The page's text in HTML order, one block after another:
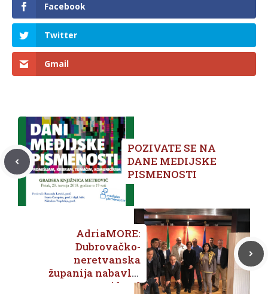
Facebook
Twitter
Gmail
POZIVATE SE NA
DANE MEDIJSKE
PISMENOSTI
AdriaMORE:
Dubrovačko-
neretvanska
županija nabavlja
vatrogasni brod